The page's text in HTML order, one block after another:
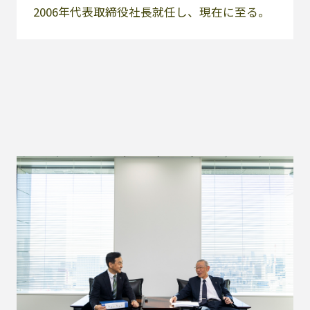
2006年代表取締役社長就任し、現在に至る。